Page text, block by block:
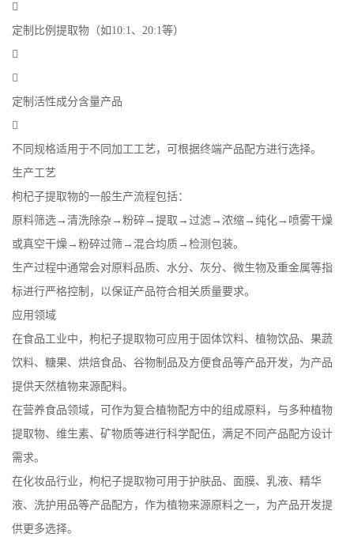

定制比例提取物（如10:1、20:1等）


定制活性成分含量产品

不同规格适用于不同加工工艺，可根据终端产品配方进行选择。
生产工艺
枸杞子提取物的一般生产流程包括：
原料筛选→清洗除杂→粉碎→提取→过滤→浓缩→纯化→喷雾干燥
或真空干燥→粉碎过筛→混合均质→检测包装。
生产过程中通常会对原料品质、水分、灰分、微生物及重金属等指
标进行严格控制，以保证产品符合相关质量要求。
应用领域
在食品工业中，枸杞子提取物可应用于固体饮料、植物饮品、果蔬
饮料、糖果、烘焙食品、谷物制品及方便食品等产品开发，为产品
提供天然植物来源配料。
在营养食品领域，可作为复合植物配方中的组成原料，与多种植物
提取物、维生素、矿物质等进行科学配伍，满足不同产品配方设计
需求。
在化妆品行业，枸杞子提取物可用于护肤品、面膜、乳液、精华
液、洗护用品等产品配方，作为植物来源原料之一，为产品开发提
供更多选择。